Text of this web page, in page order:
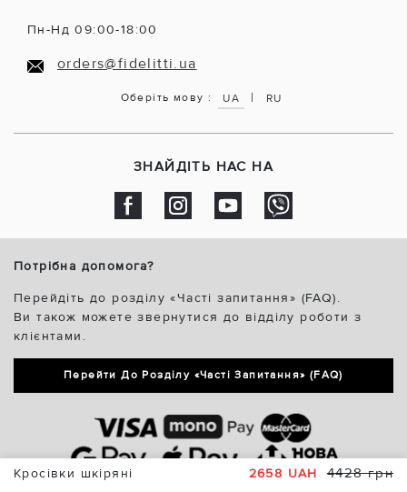
Кросівки шкіряні 2658 UAH 4428 грн
Пн-Нд 09:00-18:00
orders@fidelitti.ua
Оберіть мову : UA | RU
ЗНАЙДІТЬ НАС НА
Потрібна допомога?
Перейдіть до розділу «Часті запитання» (FAQ).
Ви також можете звернутися до відділу роботи з
клієнтами.
Перейти До Розділу «Часті Запитання» (FAQ)